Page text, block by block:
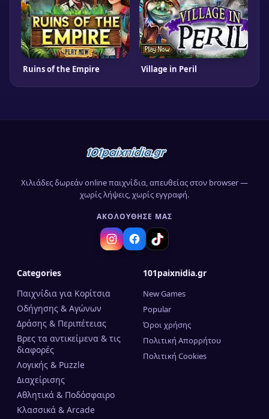
Ruins of the Empire Village in Peril
Χιλιάδες δωρεάν online παιχνίδια, απευθείας στον browser —
χωρίς λήψεις, χωρίς εγγραφή.
ΑΚΟΛΟΎΘΗΣΈ ΜΑΣ
Categories
Παιχνίδια για Κορίτσια
Οδήγησης & Αγώνων
Δράσης & Περιπέτειας
Βρες τα αντικείμενα & τις
διαφορές
Λογικής & Puzzle
Διαχείρισης
Αθλητικά & Ποδόσφαιρο
Κλασσικά & Arcade
101paixnidia.gr
New Games
Popular
Όροι χρήσης
Πολιτική Απορρήτου
Πολιτική Cookies